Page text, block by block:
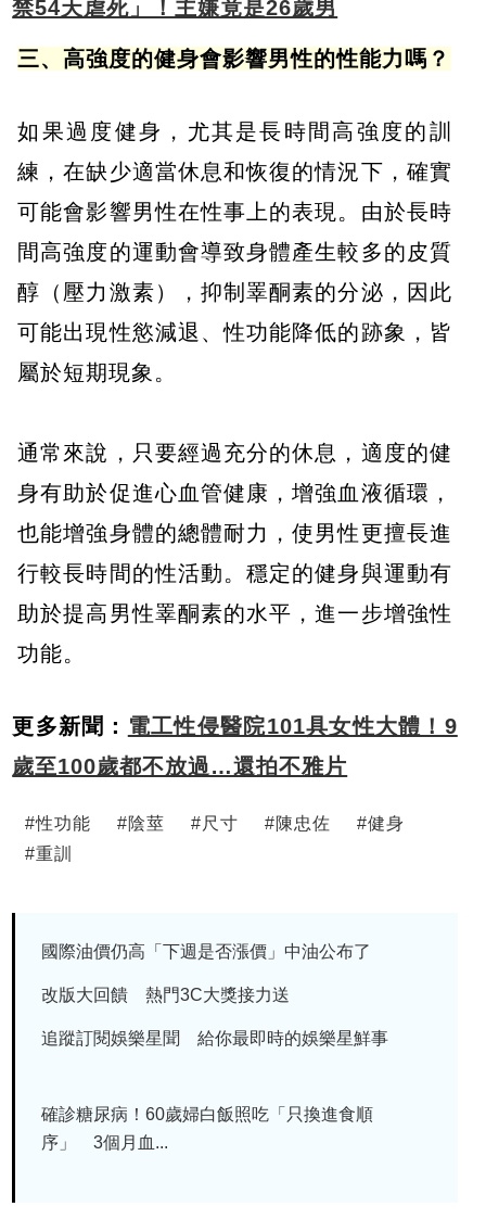
禁54天虐死」！主嫌竟是26歲男
三、高強度的健身會影響男性的性能力嗎？
如果過度健身，尤其是長時間高強度的訓
練，在缺少適當休息和恢復的情況下，確實
可能會影響男性在性事上的表現。由於長時
間高強度的運動會導致身體產生較多的皮質
醇（壓力激素），抑制睪酮素的分泌，因此
可能出現性慾減退、性功能降低的跡象，皆
屬於短期現象。
通常來說，只要經過充分的休息，適度的健
身有助於促進心血管健康，增強血液循環，
也能增強身體的總體耐力，使男性更擅長進
行較長時間的性活動。穩定的健身與運動有
助於提高男性睪酮素的水平，進一步增強性
功能。
更多新聞： 電工性侵醫院101具女性大體！9
歲至100歲都不放過…還拍不雅片
#性功能 #陰莖 #尺寸 #陳忠佐 #健身
#重訓
國際油價仍高「下週是否漲價」中油公布了
改版大回饋 熱門3C大獎接力送
追蹤訂閱娛樂星聞 給你最即時的娛樂星鮮事
確診糖尿病！60歲婦白飯照吃「只換進食順
序」 3個月血...